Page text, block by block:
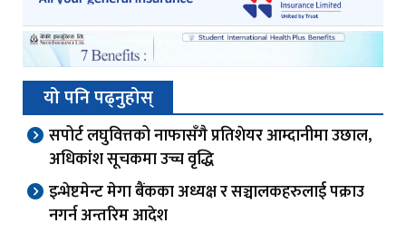
यो पनि पढ्नुहोस्
सपोर्ट लघुवित्तको नाफासँगै प्रतिशेयर आम्दानीमा उछाल,
अधिकांश सूचकमा उच्च वृद्धि
इन्भेष्टमेन्ट मेगा बैंकका अध्यक्ष र सञ्चालकहरुलाई पक्राउ
नगर्न अन्तरिम आदेश